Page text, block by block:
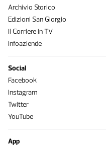
Archivio Storico
Edizioni San Giorgio
Il Corriere in TV
Infoaziende
Social
Facebook
Instagram
Twitter
YouTube
App